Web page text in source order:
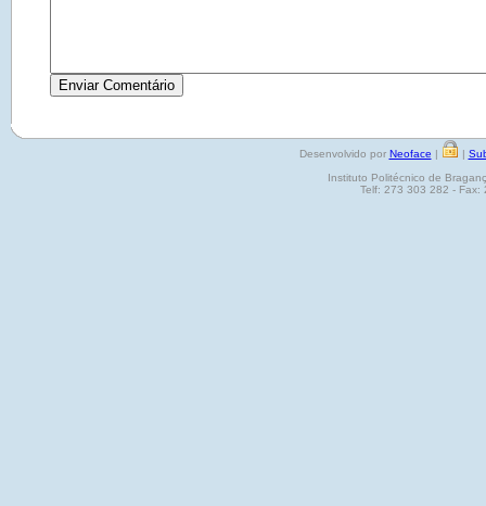
Desenvolvido por Neoface | |
Instituto Politécnico de
Telf: 273 303 282 - Fax: